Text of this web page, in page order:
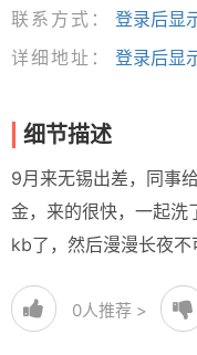
联系方式：
登录后显
详细地址：
登录后显
细节描述
9月来无锡出差，同事
金，来的很快，一起洗
kb了，然后漫漫长夜不
0人推荐 >